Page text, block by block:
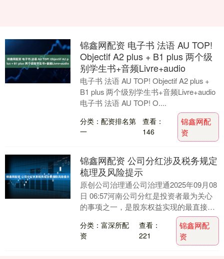
锦鑫网配资 电子书 法语 AU TOP!
Objectif A2 plus + B1 plus 两个级
别学生书+音频Livre+audio
电子书 法语 AU TOP! Objectif A2 plus +
B1 plus 两个级别学生书+音频Livre+audio
电子书 法语 AU TOP! O....
分类：配资排名第
一
查看：
146
锦鑫网配
资
锦鑫网配资 公司分红涉及税务规定
梳理及风险提示
原创公司治理通公司治理通2025年09月08
日 06:57河南公司分红是投资者最为关心
的事项之一，是股东权益实现的最直接体
现，包括现金分红、送红股、以资本公积
转....
分类：富深所配
资
查看：
221
锦鑫网配
资